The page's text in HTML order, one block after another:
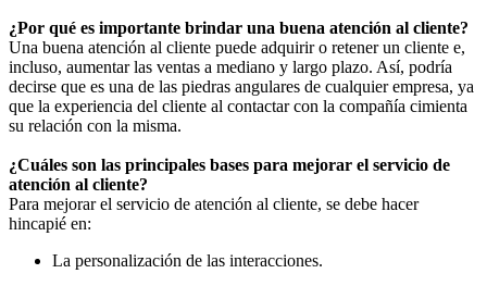
¿Por qué es importante brindar una buena atención al cliente?
Una buena atención al cliente puede adquirir o retener un cliente e,
incluso, aumentar las ventas a mediano y largo plazo. Así, podría
decirse que es una de las piedras angulares de cualquier empresa, ya
que la experiencia del cliente al contactar con la compañía cimienta
su relación con la misma.
¿Cuáles son las principales bases para mejorar el servicio de
atención al cliente?
Para mejorar el servicio de atención al cliente, se debe hacer
hincapié en:
La personalización de las interacciones.